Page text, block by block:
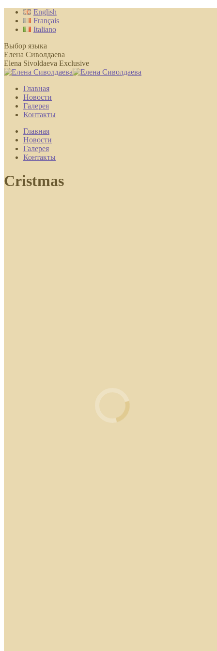
Перейти
содержанию
English
Français
Italiano
Выбор языка
Елена Сиволдаева
Elena Sivoldaeva Exclusive
Главная
Новости
Галерея
Контакты
Главная
Новости
Галерея
Контакты
Cristmas